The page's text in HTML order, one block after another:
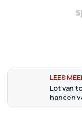
Lot van
handen